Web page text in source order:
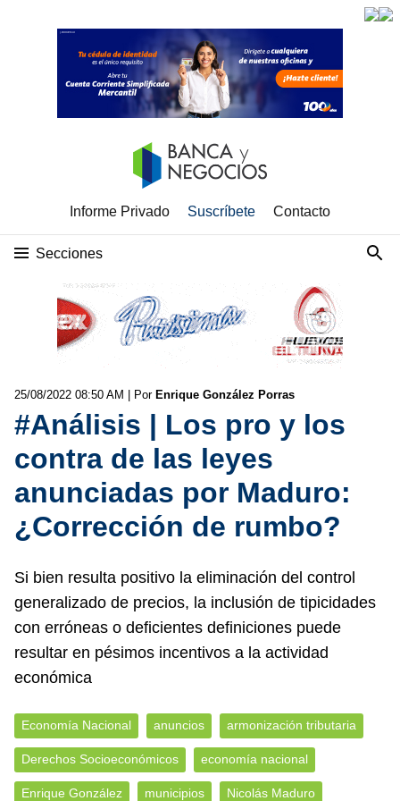
Informe Privado Suscríbete Contacto
Secciones
25/08/2022 08:50 AM | Por Enrique González Porras
#Análisis | Los pro y los
contra de las leyes
anunciadas por Maduro:
¿Corrección de rumbo?
Si bien resulta positivo la eliminación del control
generalizado de precios, la inclusión de tipicidades
con erróneas o deficientes definiciones puede
resultar en pésimos incentivos a la actividad
económica
Economía Nacional anuncios armonización tributaria
Derechos Socioeconómicos economía nacional
Enrique González municipios Nicolás Maduro